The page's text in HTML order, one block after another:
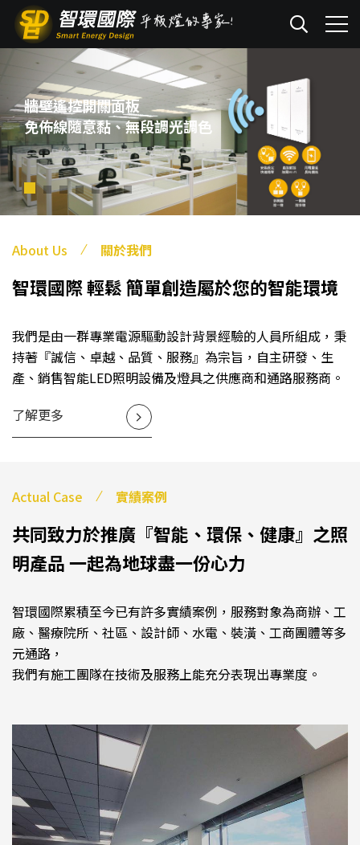
牆壁遙控開關面板
免佈線隨意黏、無段調光調色
About Us 關於我們
智環國際輕鬆 簡單創造屬於您的智能環境
我們是由一群專業電源驅動設計背景經驗的人員所組成，秉
持著『誠信、卓越、品質、服務』為宗旨，自主研發、生
產、銷售智能LED照明設備及燈具之供應商和通路服務商。
了解更多
Actual Case 實績案例
共同致力於推廣『智能、環保、健康』之照
明產品一起為地球盡一份心力
智環國際累積至今已有許多實績案例，服務對象為商辦、工
廠、醫療院所、社區、設計師、水電、裝潢、工商團體等多
元通路，
我們有施工團隊在技術及服務上能充分表現出專業度。